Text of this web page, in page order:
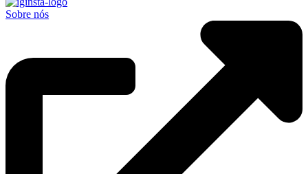
Sobre nós